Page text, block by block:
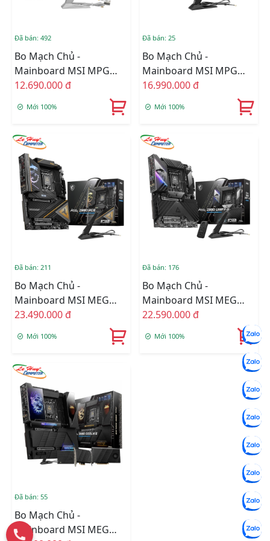
Đã bán: 492
Bo Mạch Chủ -
Mainboard MSI MPG
Z890I EDGE TI WIFI
12.690.000 đ
Mới 100%
Đã bán: 25
Bo Mạch Chủ -
Mainboard MSI MPG
Z890 CARBON WIFI
16.990.000 đ
Mới 100%
Đã bán: 211
Bo Mạch Chủ -
Mainboard MSI MEG
Z890 ACE DDR5
23.490.000 đ
Mới 100%
Đã bán: 176
Bo Mạch Chủ -
Mainboard MSI MEG
Z890 UNIFY-X DDR5
22.590.000 đ
Mới 100%
Đã bán: 55
Bo Mạch Chủ -
Mainboard MSI MEG